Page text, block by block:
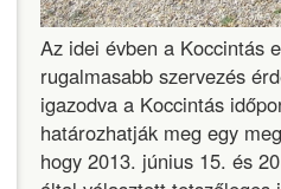
Az idei évben a Koccintás
rugalmasabb szervezés
igazodva a Koccintás
határozhatják meg egy
hogy 2013. június 15. és